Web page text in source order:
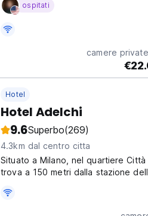
ospitati
camere
Hotel
Hotel Adelchi
9.6Superbo(269)
4.3km dal centro citta
Situato a Milano, nel quartiere
trova a 150 metri dalla stazione